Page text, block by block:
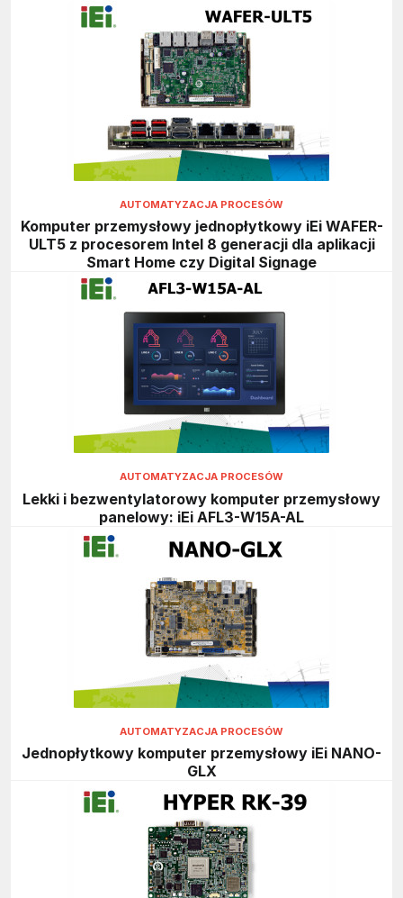
AUTOMATYZACJA PROCESÓW
Komputer przemysłowy jednopłytkowy iEi WAFER-
ULT5 z procesorem Intel 8 generacji dla aplikacji
Smart Home czy Digital Signage
AUTOMATYZACJA PROCESÓW
Lekki i bezwentylatorowy komputer przemysłowy
panelowy: iEi AFL3-W15A-AL
AUTOMATYZACJA PROCESÓW
Jednopłytkowy komputer przemysłowy iEi NANO-
GLX